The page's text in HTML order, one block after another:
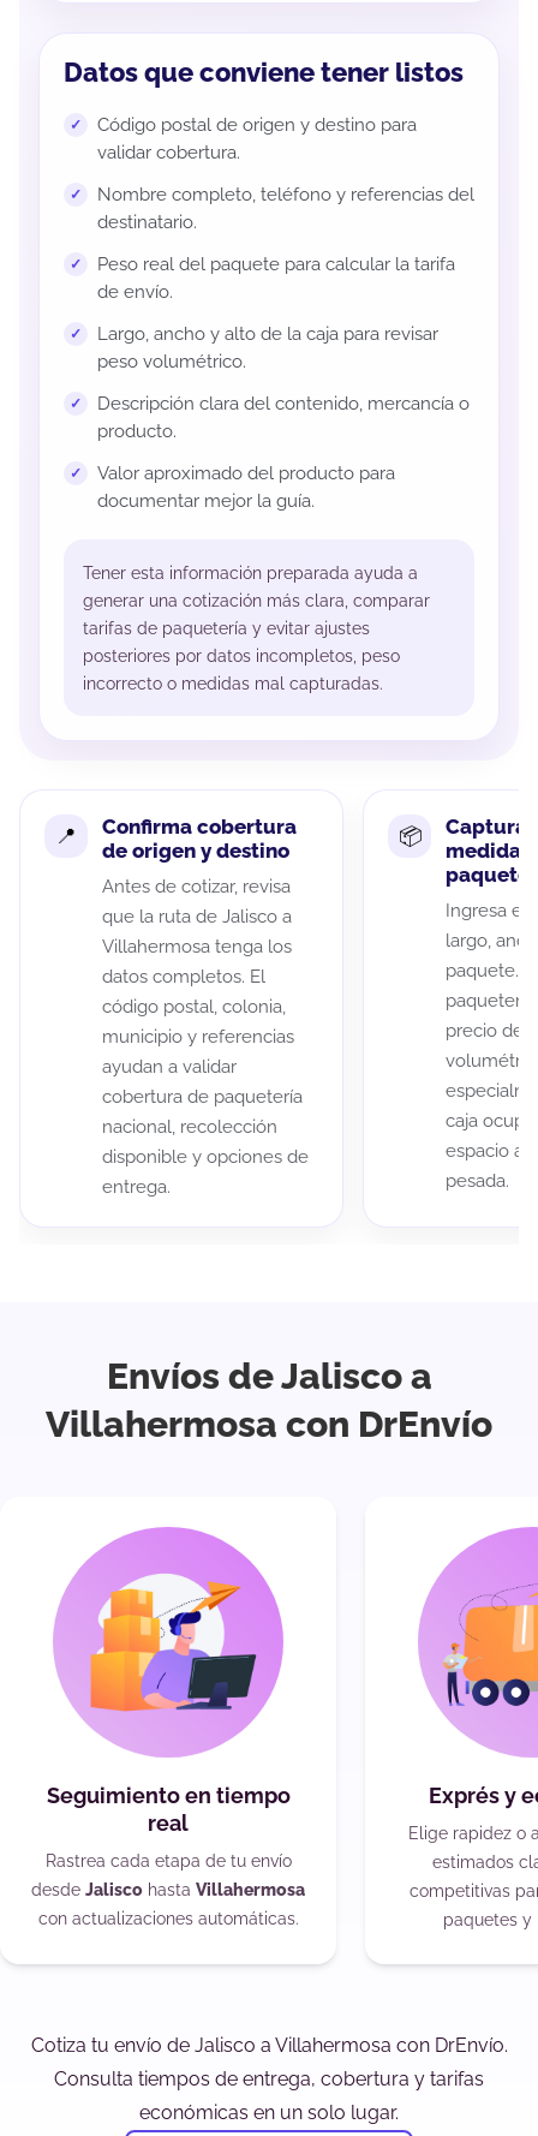
Datos que conviene tener listos
Código postal de origen y destino para
validar cobertura.
Nombre completo, teléfono y referencias del
destinatario.
Peso real del paquete para calcular la tarifa
de envío.
Largo, ancho y alto de la caja para revisar
peso volumétrico.
Descripción clara del contenido, mercancía o
producto.
Valor aproximado del producto para
documentar mejor la guía.
Tener esta información preparada ayuda a
generar una cotización más clara, comparar
tarifas de paquetería y evitar ajustes
posteriores por datos incompletos, peso
incorrecto o medidas mal capturadas.
Confirma cobertura
de origen y destino
Antes de cotizar, revisa
que la ruta de Jalisco a
Villahermosa tenga los
datos completos. El
código postal, colonia,
municipio y referencias
ayudan a validar
cobertura de paquetería
nacional, recolección
disponible y opciones de
entrega.
Captura
medidas
paquete
Ingresa el
largo,
paquete.
precio de
caja
espacio
pesada.
Envíos de Jalisco a
Villahermosa con DrEnvío
Seguimiento en tiempo
real
Rastrea cada etapa de tu envío
desde Jalisco hasta Villahermosa
con actualizaciones automáticas.
Exprés y
Elige rapidez o
estimados
competitivas
paquetes y
Cotiza tu envío de Jalisco a Villahermosa con DrEnvío.
Consulta tiempos de entrega, cobertura y tarifas
económicas en un solo lugar.